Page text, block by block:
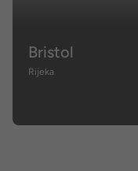
Bristol
Rijeka